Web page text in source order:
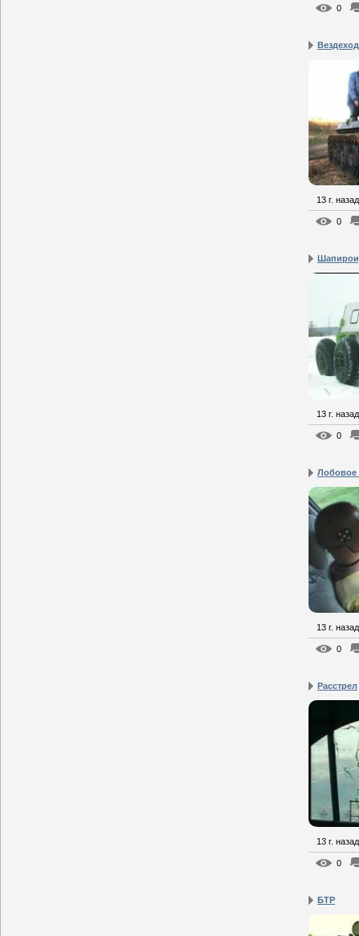
0
13 г. назад
0
13 г. назад
0
Лобовое
13 г. назад
0
Расстрел
13 г. назад
0
БТР